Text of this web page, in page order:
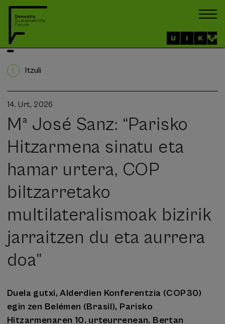
Itzuli
14. Urt, 2026
Mª José Sanz: “Parisko
Hitzarmena sinatu eta
hamar urtera, COP
biltzarretako
multilateralismoak bizirik
jarraitzen du eta aurrera
doa”
Duela gutxi, Alderdien Konferentzia (COP30)
egin zen Belémen (Brasil), Parisko
Hitzarmenaren 10. urteurrenean. Bertan